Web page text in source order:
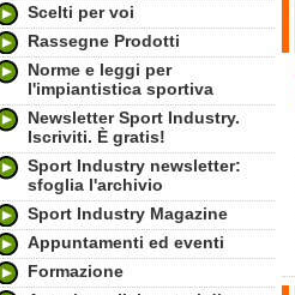
Scelti per voi
Rassegne Prodotti
Norme e leggi per
l'impiantistica sportiva
Newsletter Sport Industry.
Iscriviti. È gratis!
Sport Industry newsletter:
sfoglia l'archivio
Sport Industry Magazine
Appuntamenti ed eventi
Formazione